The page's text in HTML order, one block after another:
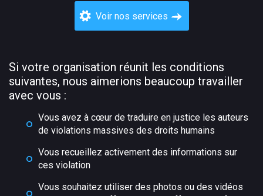
Voir nos services
Si votre organisation réunit les conditions
suivantes, nous aimerions beaucoup travailler
avec vous :
Vous avez à cœur de traduire en justice les auteurs
de violations massives des droits humains
Vous recueillez activement des informations sur
ces violation
Vous souhaitez utiliser des photos ou des vidéos